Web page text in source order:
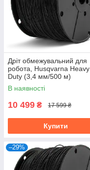
Дріт обмежувальний для
робота, Husqvarna Heavy
Duty (3,4 мм/500 м)
В наявності
10 499 ₴ 17 599 ₴
Купити
–29%